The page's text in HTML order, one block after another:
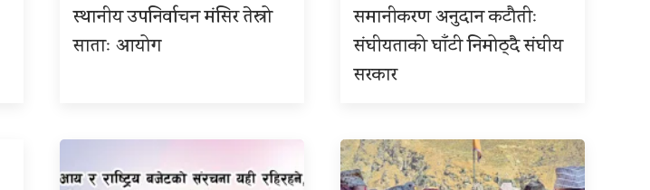
स्थानीय उपनिर्वाचन मंसिर तेस्रो
साताः आयोग
समानीकरण अनुदान कटौतीः
संघीयताको घाँटी निमोठ्दै संघीय
सरकार